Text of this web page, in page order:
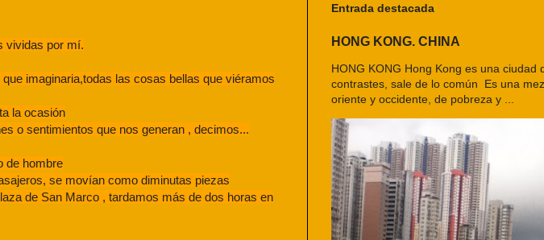
vividas por mí.
imaginaria,todas las cosas bellas que viéramos
la ocasión
o sentimientos que nos generan , decimos...
de hombre
se movían como diminutas piezas
de San Marco , tardamos más de dos horas en
Entrada destacada
HONG KONG. CHINA
HONG KONG Hong Kong es una ciudad
contrastes, sale de lo común Es una
oriente y occidente, de pobreza y ...